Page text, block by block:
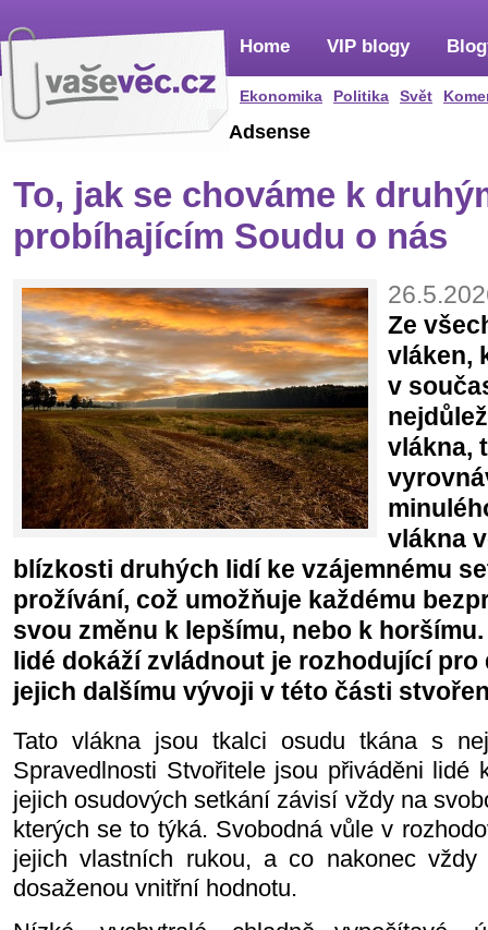
Home
Ekonomika Politika Svět
VIP blogy
Adsense
To, jak se chováme k
probíhajícím Soudu o nás
Ze
vláken,
v
vlákna,
vlákna
blízkosti druhých lidí ke vzájemnému
prožívání, což umožňuje každému
svou změnu k lepšímu, nebo k
lidé dokáží zvládnout je rozhodující
jejich dalšímu vývoji v této části
Tato vlákna jsou tkalci osudu tkána s
Spravedlnosti Stvořitele jsou přiváděni lidé
jejich osudových setkání závisí vždy na
kterých se to týká. Svobodná vůle v
jejich vlastních rukou, a co nakonec vždy
dosaženou vnitřní hodnotu.